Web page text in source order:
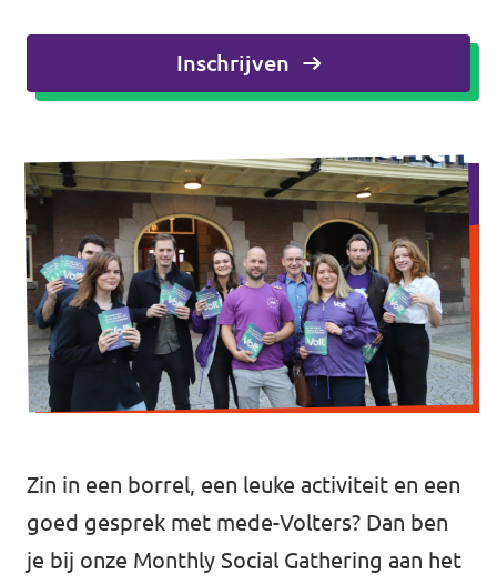
Agenda
Vacatures
Volt Maastricht
Inschrijven
Zin in een borrel, een leuke activiteit en een
goed gesprek met mede-Volters? Dan ben
je bij onze Monthly Social Gathering aan het